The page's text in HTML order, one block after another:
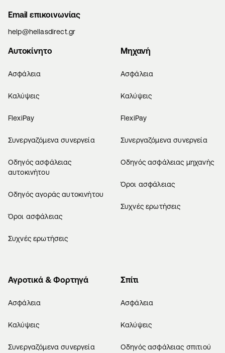
Email επικοινωνίας
help@hellasdirect.gr
Αυτοκίνητο
Ασφάλεια
Καλύψεις
FlexiPay
Συνεργαζόμενα συνεργεία
Οδηγός ασφάλειας
αυτοκινήτου
Οδηγός αγοράς αυτοκινήτου
Όροι ασφάλειας
Συχνές ερωτήσεις
Μηχανή
Ασφάλεια
Καλύψεις
FlexiPay
Συνεργαζόμενα συνεργεία
Οδηγός ασφάλειας μηχανής
Όροι ασφάλειας
Συχνές ερωτήσεις
Αγροτικά & Φορτηγά
Ασφάλεια
Καλύψεις
Συνεργαζόμενα συνεργεία
Σπίτι
Ασφάλεια
Καλύψεις
Οδηγός ασφάλειας σπιτιού